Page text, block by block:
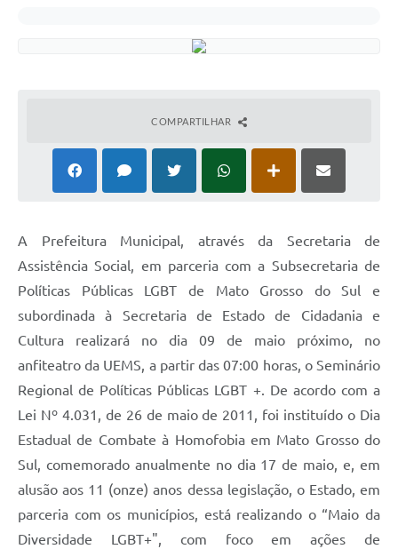
COMPARTILHAR
A Prefeitura Municipal, através da Secretaria de
Assistência Social, em parceria com a Subsecretaria de
Políticas Públicas LGBT de Mato Grosso do Sul e
subordinada à Secretaria de Estado de Cidadania e
Cultura realizará no dia 09 de maio próximo, no
anfiteatro da UEMS, a partir das 07:00 horas, o Seminário
Regional de Políticas Públicas LGBT +. De acordo com a
Lei Nº 4.031, de 26 de maio de 2011, foi instituído o Dia
Estadual de Combate à Homofobia em Mato Grosso do
Sul, comemorado anualmente no dia 17 de maio, e, em
alusão aos 11 (onze) anos dessa legislação, o Estado, em
parceria com os municípios, está realizando o “Maio da
Diversidade LGBT+", com foco em ações de